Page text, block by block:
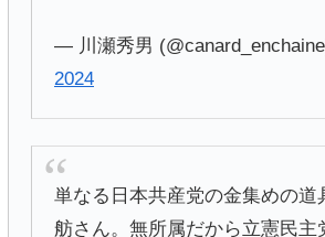
— 川瀬秀男
2024
単なる日本共産党の金集めの道
舫さん。無所属だから立憲民主